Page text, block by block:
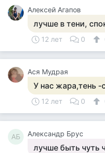
Алексей Агапов
лучше в тени,
12 лет 0
Ася Мудрая
У нас жара,тень -
12 лет 0
АБ Александр Брус
лучше быть чуть